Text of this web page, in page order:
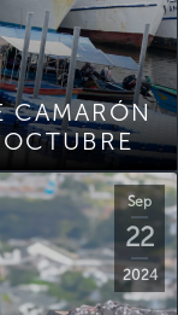
CAMARÓN
Sep
22
2024